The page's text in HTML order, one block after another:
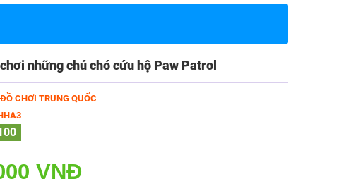
những chú chó cứu hộ Paw Patrol
ĐỒ CHƠI TRUNG QUỐC
VNĐ